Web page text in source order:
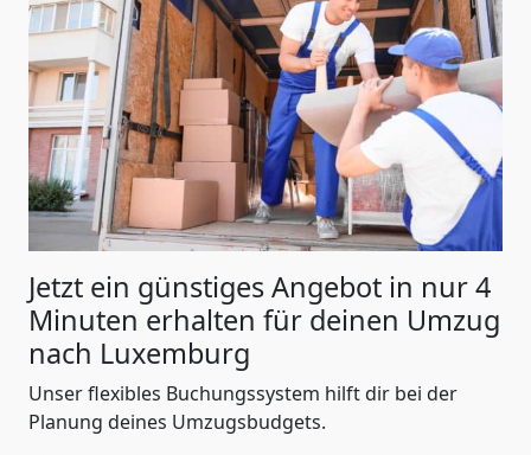
Jetzt ein günstiges Angebot in nur4
Minuten erhalten für deinen Umzug
nach Luxemburg
Unser flexibles Buchungssystem hilft dir bei der
Planung deines Umzugsbudgets.